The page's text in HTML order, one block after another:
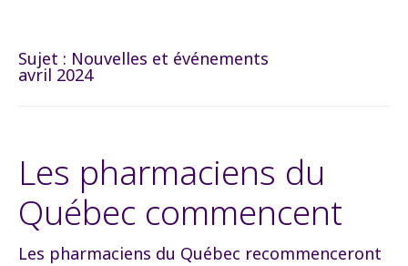
Sujet : Nouvelles et événements
avril 2024
Les pharmaciens du
Québec commencent
Les pharmaciens du Québec recommenceront